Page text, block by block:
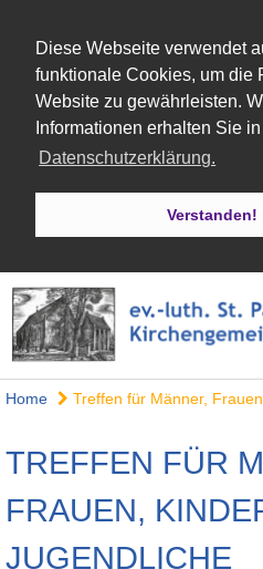
Diese Webseite verwendet
funktionale Cookies, um die
Website zu gewährleisten.
Informationen erhalten Sie
Datenschutzerklärung.
Verstanden!
Home Treffen für Männer,
TREFFEN FÜR
FRAUEN,
JUGENDLICHE